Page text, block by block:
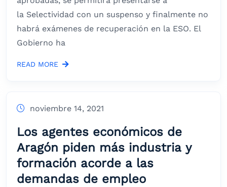
la Selectividad con un suspenso y finalmente no
habrá exámenes de recuperación en la ESO. El
Gobierno ha
READ MORE
noviembre 14, 2021
Los agentes económicos de
Aragón piden más industria y
formación acorde a las
demandas de empleo